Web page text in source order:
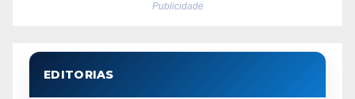
Publicidade